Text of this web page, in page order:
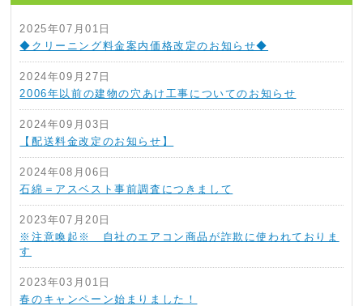
2025年07月01日
◆クリーニング料金案内価格改定のお知らせ◆
2024年09月27日
2006年以前の建物の穴あけ工事についてのお知らせ
2024年09月03日
【配送料金改定のお知らせ】
2024年08月06日
石綿＝アスベスト事前調査につきまして
2023年07月20日
※注意喚起※ 自社のエアコン商品が詐欺に使われておりま
す
2023年03月01日
春のキャンペーン始まりました！